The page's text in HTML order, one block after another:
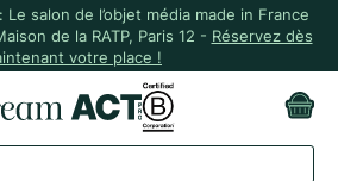
salon de l’objet média made in France
de la RATP, Paris 12 - Réservez dès
votre place !